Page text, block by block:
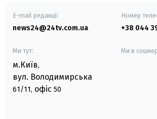
E-mail редакції
news24@24tv.com.ua
Номер
+38 044
Ми тут:
м.Київ,
вул. Володимирська
61/11, офіс 50
Ми в